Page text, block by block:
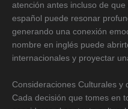
atención antes incluso de
español puede resonar
generando una conexión
nombre en inglés puede
internacionales y proyectar
Consideraciones Culturales y
Cada decisión que tomes en